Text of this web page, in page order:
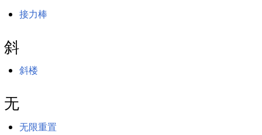
接力棒
斜
斜楼
无
无限重置